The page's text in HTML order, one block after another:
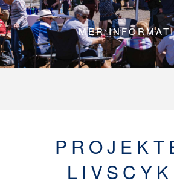
MER